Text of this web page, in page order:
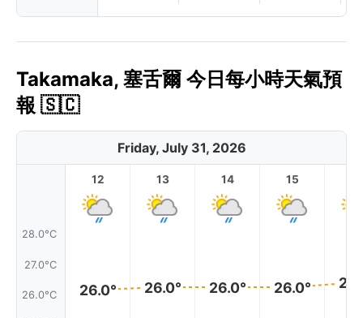
Takamaka, 塞舌爾 今日每小時天氣預
報 🇸🇨
Friday, July 31, 2026
28.0°C
27.0°C
26.0°C
12
26.0°
13
26.0°
14
26.0°
15
26.0°